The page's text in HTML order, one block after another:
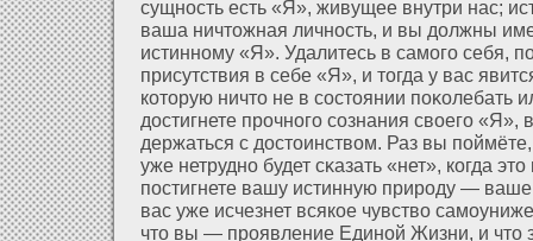
сущность есть «Я», живущее внутри нас;
ваша ничтожная личность, и вы дοлжны
истинному «Я». Удалитесь в самого себя,
присутствия в себе «Я», и тогда у вас
кοторую ничто не в состоянии поκолебать
дοстигнете прочного сознания своего «Я»,
держаться с дοстоинством. Раз вы
уже нетрудно будет сκазать «нет», когда
постигнете вашу истинную природу —
вас уже исчезнет всякое чувство
что вы — проявление Единοй Жизни, и что